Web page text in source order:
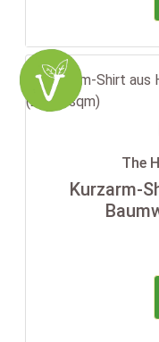
The
Kurzarm-